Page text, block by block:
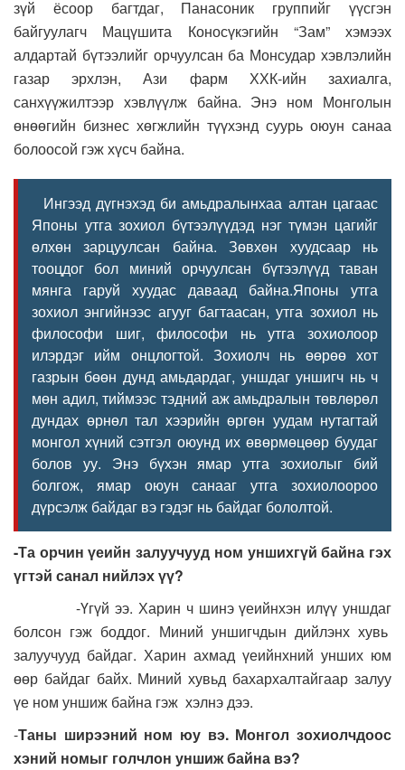
зүй ёсоор багтдаг, Панасоник группийг үүсгэн
байгуулагч Мацүшита Коносүкэгийн “Зам” хэмээх
алдартай бүтээлийг орчуулсан ба Монсудар хэвлэлийн
газар эрхлэн, Ази фарм ХХК-ийн захиалга,
санхүүжилтээр хэвлүүлж байна. Энэ ном Монголын
өнөөгийн бизнес хөгжлийн түүхэнд суурь оюун санаа
болоосой гэж хүсч байна.
Ингээд дүгнэхэд би амьдралынхаа алтан цагаас
Японы утга зохиол бүтээлүүдэд нэг түмэн цагийг
өлхөн зарцуулсан байна. Зөвхөн хуудсаар нь
тооцдог бол миний орчуулсан бүтээлүүд таван
мянга гаруй хуудас даваад байна.Японы утга
зохиол энгийнээс агууг багтаасан, утга зохиол нь
философи шиг, философи нь утга зохиолоор
илэрдэг ийм онцлогтой. Зохиолч нь өөрөө хот
газрын бөөн дунд амьдардаг, уншдаг уншигч нь ч
мөн адил, тиймээс тэдний аж амьдралын төвлөрөл
дундах өрнөл тал хээрийн өргөн уудам нутагтай
монгол хүний сэтгэл оюунд их өвөрмөцөөр буудаг
болов уу. Энэ бүхэн ямар утга зохиолыг бий
болгож, ямар оюун санааг утга зохиолоороо
дүрсэлж байдаг вэ гэдэг нь байдаг бололтой.
-Та орчин үеийн залуучууд ном уншихгүй байна гэх
үгтэй санал нийлэх үү?
-Үгүй ээ. Харин ч шинэ үеийнхэн илүү уншдаг
болсон гэж боддог. Миний уншигчдын дийлэнх хувь
залуучууд байдаг. Харин ахмад үеийнхний унших юм
өөр байдаг байх. Миний хувьд бахархалтайгаар залуу
үе ном уншиж байна гэж хэлнэ дээ.
-Таны ширээний ном юу вэ. Монгол зохиолчдоос
хэний номыг голчлон уншиж байна вэ?